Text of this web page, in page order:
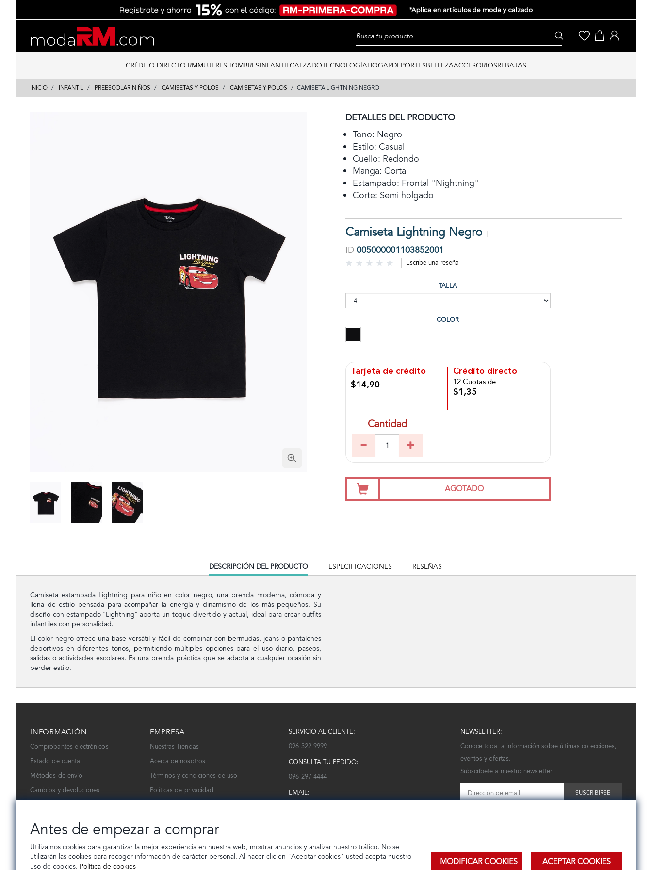
content
navigation
CRÉDITO DIRECTO RMMUJERESHOMBRESINFANTILCALZADOTECNOLOGÍAHOGARDEPORTESBELLEZAACCESORIOSREBAJAS
INICIO INFANTIL PREESCOLAR NIÑOS CAMISETAS Y POLOS CAMISETAS Y POLOS CAMISETA LIGHTNING NEGRO
DETALLES DEL PRODUCTO
Tono: Negro
Estilo: Casual
Cuello: Redondo
Manga: Corta
Estampado: Frontal "Nightning"
Corte: Semi holgado
Camiseta Lightning Negro
ID 005000001103852001
Escribe una reseña
TALLA
COLOR
Tarjeta de crédito
$14,90
Crédito directo
12 Cuotas de
$1,35
Cantidad
AGOTADO
CURRENT
TAB:
DESCRIPCIÓN DEL PRODUCTO ESPECIFICACIONES RESEÑAS
Camiseta estampada Lightning para niño en color negro, una prenda moderna, cómoda y
llena de estilo pensada para acompañar la energía y dinamismo de los más pequeños. Su
diseño con estampado “Lightning” aporta un toque divertido y actual, ideal para crear outfits
infantiles con personalidad.
El color negro ofrece una base versátil y fácil de combinar con bermudas, jeans o pantalones
deportivos en diferentes tonos, permitiendo múltiples opciones para el uso diario, paseos,
salidas o actividades escolares. Es una prenda práctica que se adapta a cualquier ocasión sin
perder estilo.
INFORMACIÓN
Comprobantes electrónicos
Estado de cuenta
Métodos de envío
Cambios y devoluciones
EMPRESA
Nuestras Tiendas
Acerca de nosotros
Términos y condiciones de uso
Políticas de privacidad
SERVICIO AL CLIENTE:
096 322 9999
CONSULTA TU PEDIDO:
096 297 4444
EMAIL:
NEWSLETTER:
Conoce toda la información sobre últimas colecciones,
eventos y ofertas.
Subscríbete a nuestro newsletter
SUSCRIBIRSE
Antes de empezar a comprar
Utilizamos cookies para garantizar la mejor experiencia en nuestra web, mostrar anuncios y analizar nuestro tráfico. No se
utilizarán las cookies para recoger información de carácter personal. Al hacer clic en "Aceptar cookies" usted acepta nuestro
uso de cookies. Política de cookies MODIFICAR COOKIES ACEPTAR COOKIES